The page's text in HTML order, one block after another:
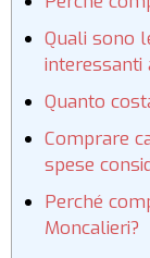
Quali sono
interessanti
Quanto
Comprare
spese
Perché
Moncalieri?